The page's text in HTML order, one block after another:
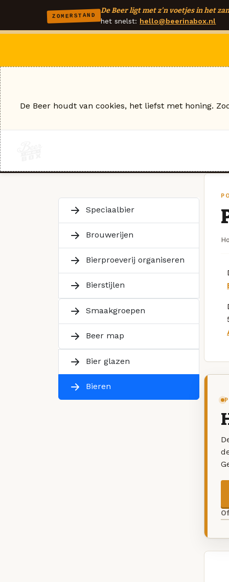
ZOMERSTAND
De Beer ligt met z'n voetjes in het
het snelst: hello@beerinabox.nl
Speciaalbier
Brouwerijen
Bierproeverij organiseren
Bierstijlen
Smaakgroepen
Beer map
Bier glazen
Bieren
De Beer houdt van cookies, het liefst met honing.